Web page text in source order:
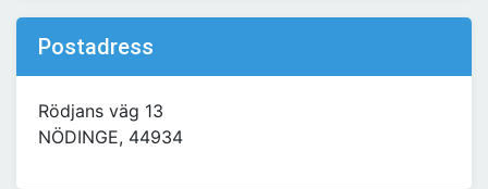
Postadress
Rödjans väg 13
NÖDINGE, 44934